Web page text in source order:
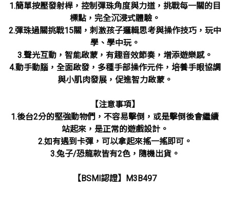
1.簡單按壓發射桿，控制彈珠角度與力道，挑戰每一關的目
標點，完全沉浸式體驗。
2.彈珠過關挑戰15關，刺激孩子邏輯思考與操作技巧，玩中
學、學中玩。
3.聲光互動，智能啟蒙，有趣音效節奏，增添遊樂感。
4.動手動腦，全面啟發，多種手部操作元件，培養手眼協調
與小肌肉發展，促進智力啟蒙。
【注意事項】
1.後台2分的堅強動物們，不容易擊倒，或是擊倒後會繼續
站起來，是正常的遊戲設計。
2.如有遇到卡彈，可以拿起來搖一搖即可。
3.兔子/恐龍款皆有2色，隨機出貨。
【BSMI認證】M3B497